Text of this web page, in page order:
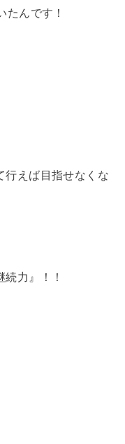
たんです！
行えば目指せなくな
力』！！